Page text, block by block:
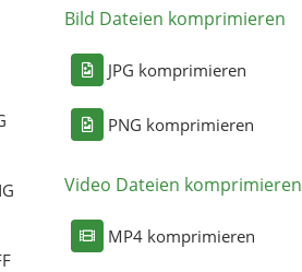
Bild Dateien komprimieren
JPG komprimieren
PNG komprimieren
Video Dateien komprimieren
MP4 komprimieren